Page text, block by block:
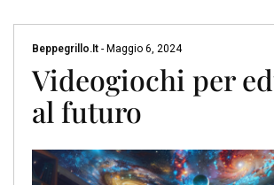
Beppegrillo.it - Maggio 6, 2024
Videogiochi per
al futuro